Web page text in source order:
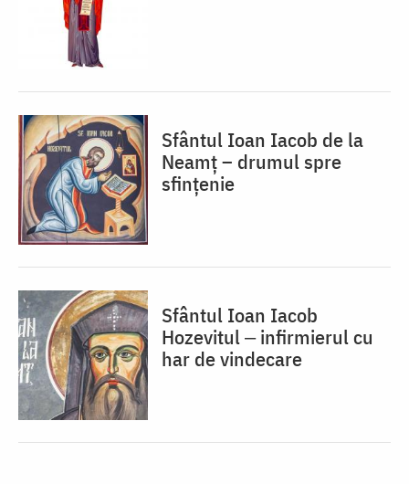
Sfântul Ioan Iacob de la
Neamț – drumul spre
sfințenie
Sfântul Ioan Iacob
Hozevitul ‒ infirmierul cu
har de vindecare